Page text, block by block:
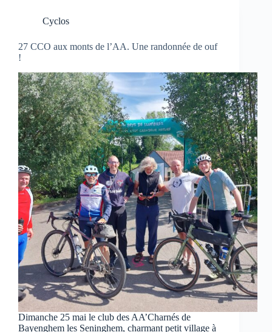
Cyclos
27 CCO aux monts de l’AA. Une randonnée de ouf
!
Dimanche 25 mai le club des AA’Charnés de
Bayenghem les Seninghem, charmant petit village à